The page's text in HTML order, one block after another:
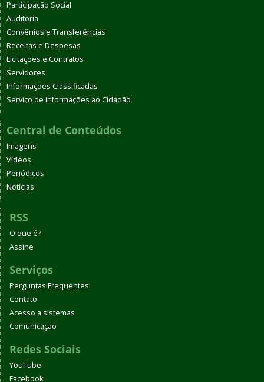
Participação Social
Auditoria
Convênios e Transferências
Receitas e Despesas
Licitações e Contratos
Servidores
Informações Classificadas
Serviço de Informações ao Cidadão
Central de Conteúdos
Imagens
Vídeos
Periódicos
Notícias
RSS
O que é?
Assine
Serviços
Perguntas Frequentes
Contato
Acesso a sistemas
Comunicação
Redes Sociais
YouTube
Facebook